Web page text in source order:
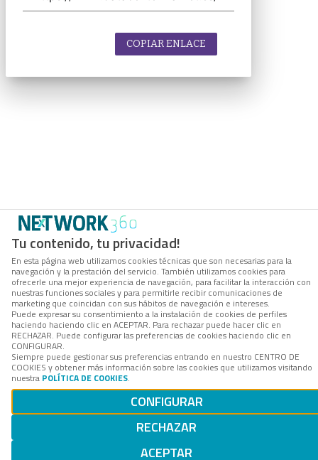
Tu contenido, tu privacidad!
En esta página web utilizamos cookies técnicas que son necesarias para la
navegación y la prestación del servicio. También utilizamos cookies para
ofrecerle una mejor experiencia de navegación, para facilitar la interacción con
nuestras funciones sociales y para permitirle recibir comunicaciones de
marketing que coincidan con sus hábitos de navegación e intereses.
Puede expresar su consentimiento a la instalación de cookies de perfiles
haciendo haciendo clic en ACEPTAR. Para rechazar puede hacer clic en
RECHAZAR. Puede configurar las preferencias de cookies haciendo clic en
CONFIGURAR.
Siempre puede gestionar sus preferencias entrando en nuestro CENTRO DE
COOKIES y obtener más información sobre las cookies que utilizamos visitando
nuestra POLÍTICA DE COOKIES.
CONFIGURAR
RECHAZAR
ACEPTAR
COPIAR ENLACE